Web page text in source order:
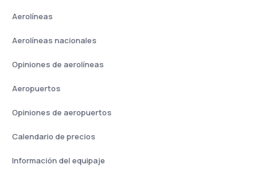
Aerolíneas
Aerolíneas nacionales
Opiniones de aerolíneas
Aeropuertos
Opiniones de aeropuertos
Calendario de precios
Información del equipaje